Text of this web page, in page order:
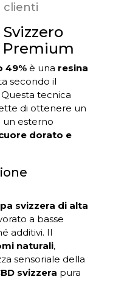
clienti
Premium
49% è una resina
secondo il
Questa tecnica
di ottenere un
un esterno
dorato e
svizzera di alta
a basse
additivi. Il
naturali,
sensoriale della
svizzera pura